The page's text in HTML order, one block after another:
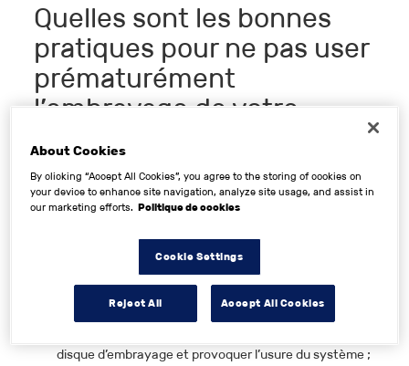
Quelles sont les bonnes
pratiques pour ne pas user
prématurément
l’embrayage de votre
véhicule ?
Sa durée de vie, 150 000 km en moyenne, dépend
fortement de votre manière de le conduire. En suivant nos
conseils, vous pouvez grandement retarder cette
Évitez de relâcher votre pédale de gauche trop
brusquement ;
Ne conduisez pas en laissant votre pied sur cette
disque d’embrayage et provoquer l’usure du système ;
About Cookies
By clicking “Accept All Cookies”, you agree to the storing of cookies on
your device to enhance site navigation, analyze site usage, and assist in
our marketing efforts. Politique de cookies
Cookie Settings
Reject All Accept All Cookies